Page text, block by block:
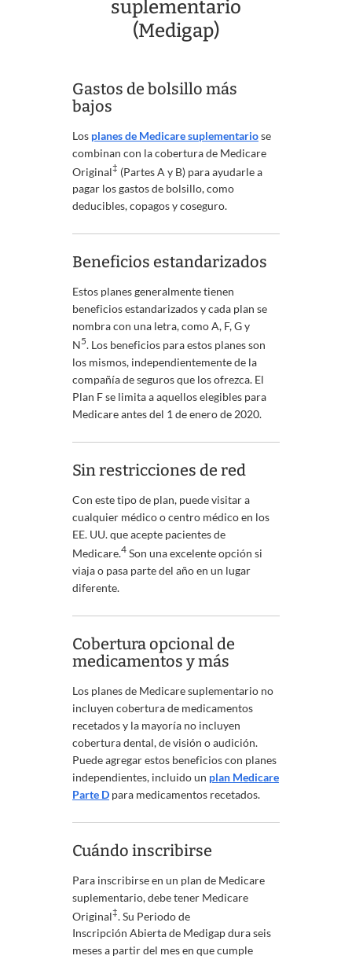
suplementario
(Medigap)
Gastos de bolsillo más
bajos
Los planes de Medicare suplementariose
combinan con la cobertura de Medicare
Original‡ (Partes A y B) para ayudarle a
pagar los gastos de bolsillo, como
deducibles, copagos y coseguro.
Beneficios estandarizados
Estos planes generalmente tienen
beneficios estandarizados y cada plan se
nombra con una letra, como A, F, G y
N5. Los beneficios para estos planes son
los mismos, independientemente de la
compañía de seguros que los ofrezca. El
Plan F se limita a aquellos elegibles para
Medicare antes del 1 de enero de 2020.
Sin restricciones de red
Con este tipo de plan, puede visitar a
cualquier médico o centro médico en los
EE. UU. que acepte pacientes de
Medicare.4 Son una excelente opción si
viaja o pasa parte del año en un lugar
diferente.
Cobertura opcional de
medicamentos y más
Los planes de Medicare suplementario no
incluyen cobertura de medicamentos
recetados y la mayoría no incluyen
cobertura dental, de visión o audición.
Puede agregar estos beneficios con planes
independientes, incluido un plan Medicare
Parte D para medicamentos recetados.
Cuándo inscribirse
Para inscribirse en un plan de Medicare
suplementario, debe tener Medicare
Original‡ . Su Periodo de
Inscripción Abierta de Medigap dura seis
meses a partir del mes en que cumple